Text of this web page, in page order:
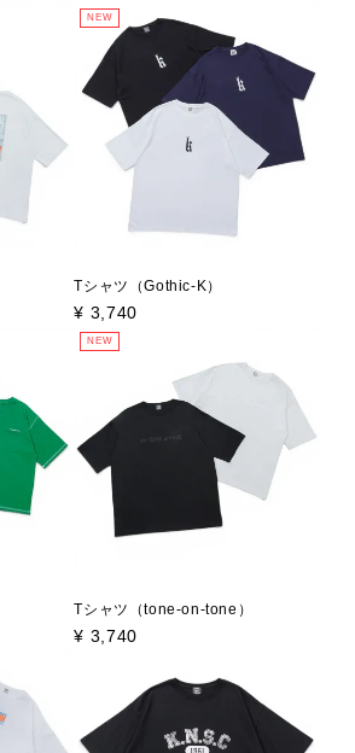
NEW
Tシャツ（Gothic-K）
¥ 3,740
NEW
Tシャツ（tone-on-tone）
¥ 3,740